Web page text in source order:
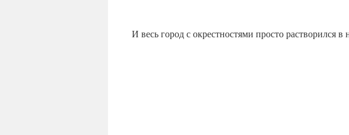
И весь город с окрестностями просто растворился